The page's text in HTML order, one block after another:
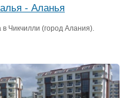
- Аланья
Чикчилли (город Алания).